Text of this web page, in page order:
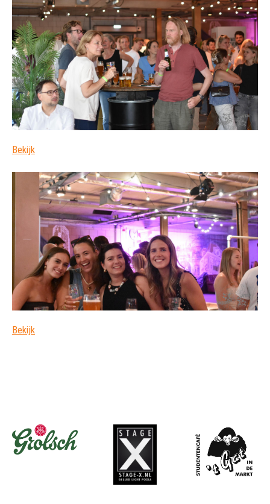
Bekijk
Bekijk